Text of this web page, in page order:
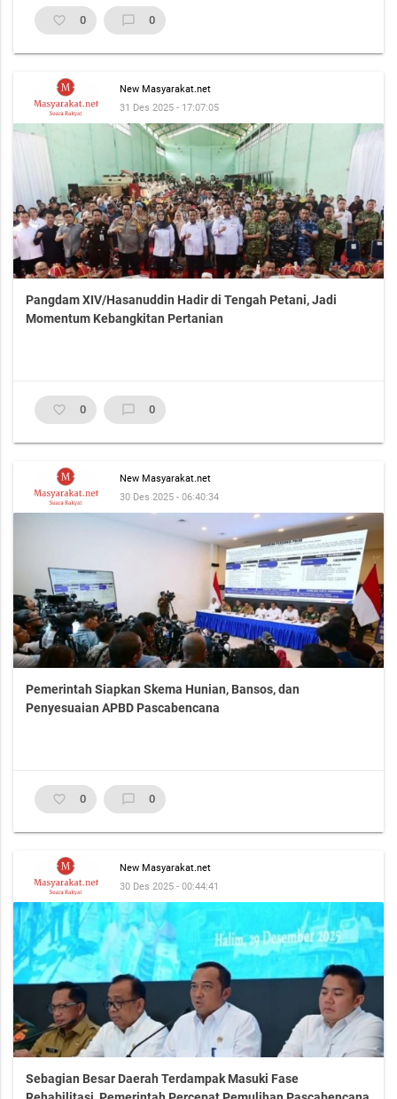
favorite_border 0 chat_bubble_outline 0
New Masyarakat.net
31 Des 2025 - 17:07:05
Pangdam XIV/Hasanuddin Hadir di Tengah Petani, Jadi
Momentum Kebangkitan Pertanian
favorite_border 0 chat_bubble_outline 0
New Masyarakat.net
30 Des 2025 - 06:40:34
Pemerintah Siapkan Skema Hunian, Bansos, dan
Penyesuaian APBD Pascabencana
favorite_border 0 chat_bubble_outline 0
New Masyarakat.net
30 Des 2025 - 00:44:41
Sebagian Besar Daerah Terdampak Masuki Fase